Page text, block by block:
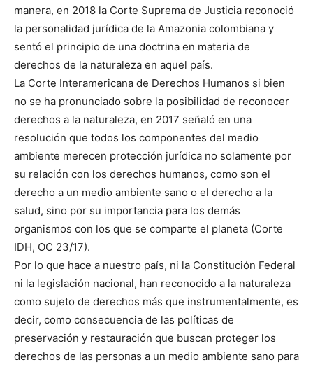
manera, en 2018 la Corte Suprema de Justicia reconoció
la personalidad jurídica de la Amazonia colombiana y
sentó el principio de una doctrina en materia de
derechos de la naturaleza en aquel país.
La Corte Interamericana de Derechos Humanos si bien
no se ha pronunciado sobre la posibilidad de reconocer
derechos a la naturaleza, en 2017 señaló en una
resolución que todos los componentes del medio
ambiente merecen protección jurídica no solamente por
su relación con los derechos humanos, como son el
derecho a un medio ambiente sano o el derecho a la
salud, sino por su importancia para los demás
organismos con los que se comparte el planeta (Corte
IDH, OC 23/17).
Por lo que hace a nuestro país, ni la Constitución Federal
ni la legislación nacional, han reconocido a la naturaleza
como sujeto de derechos más que instrumentalmente, es
decir, como consecuencia de las políticas de
preservación y restauración que buscan proteger los
derechos de las personas a un medio ambiente sano para